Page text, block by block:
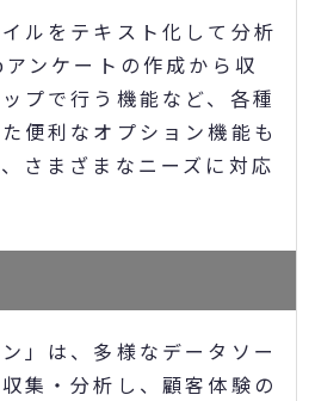
ルをテキスト化して分析
ンケートの作成から収
プで行う機能など、各種
便利なオプション機能も
さまざまなニーズに対応
」は、多様なデータソー
集・分析し、顧客体験の